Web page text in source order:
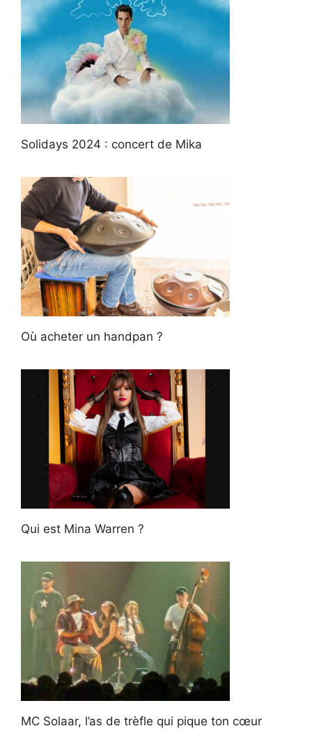
Solidays 2024 : concert de Mika
Où acheter un handpan ?
Qui est Mina Warren ?
MC Solaar, l’as de trèfle qui pique ton cœur